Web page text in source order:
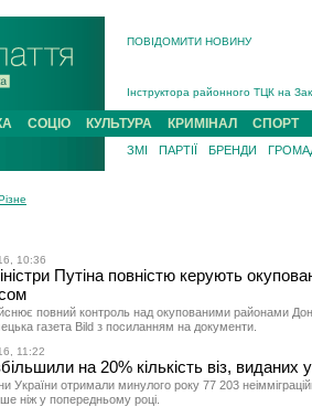
ПОВІДОМИТИ НОВИНУ
Інструктора районного ТЦК на
В Ужгороді попрощаються із
В Ужгороді 5 серпня
Підтвердили загибель
СОЦІО КУЛЬТУРА КРИМІНАЛ СПОРТ
ЗМІ ПАРТІЇ БРЕНДИ
10:36
Путіна повністю керують
повний контроль над окупованими районами
газета Bild з посиланням на документи.
11:22
на 20% кількість віз, виданих
України отримали минулого року 77 203
ніж у попередньому році.